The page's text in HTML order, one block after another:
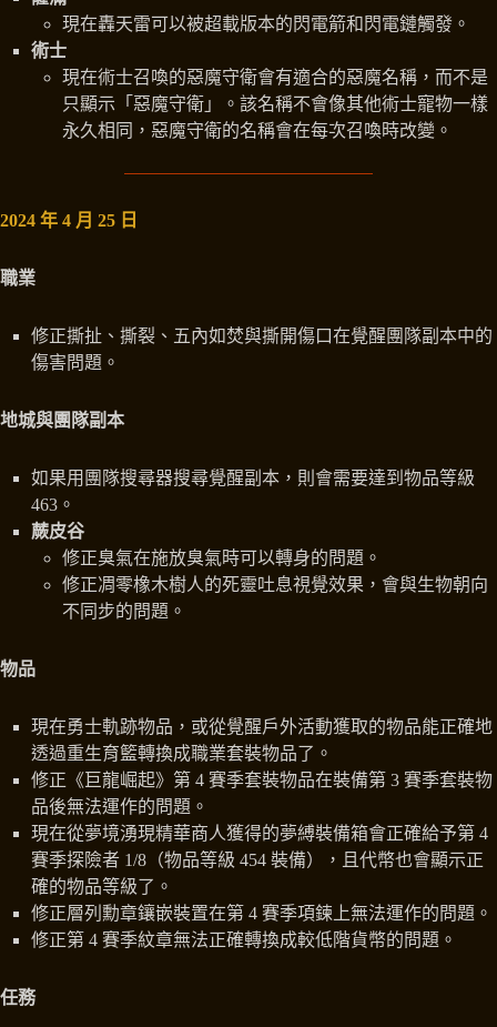
現在轟天雷可以被超載版本的閃電箭和閃電鏈觸發。
術士
現在術士召喚的惡魔守衛會有適合的惡魔名稱，而不是
只顯示「惡魔守衛」。該名稱不會像其他術士寵物一樣
永久相同，惡魔守衛的名稱會在每次召喚時改變。
2024 年 4 月 25 日
職業
修正撕扯、撕裂、五內如焚與撕開傷口在覺醒團隊副本中的
傷害問題。
地城與團隊副本
如果用團隊搜尋器搜尋覺醒副本，則會需要達到物品等級
463。
蕨皮谷
修正臭氣在施放臭氣時可以轉身的問題。
修正凋零橡木樹人的死靈吐息視覺效果，會與生物朝向
不同步的問題。
物品
現在勇士軌跡物品，或從覺醒戶外活動獲取的物品能正確地
透過重生育籃轉換成職業套裝物品了。
修正《巨龍崛起》第 4 賽季套裝物品在裝備第 3 賽季套裝物
品後無法運作的問題。
現在從夢境湧現精華商人獲得的夢縛裝備箱會正確給予第 4
賽季探險者 1/8（物品等級 454 裝備），且代幣也會顯示正
確的物品等級了。
修正層列勳章鑲嵌裝置在第 4 賽季項鍊上無法運作的問題。
修正第 4 賽季紋章無法正確轉換成較低階貨幣的問題。
任務